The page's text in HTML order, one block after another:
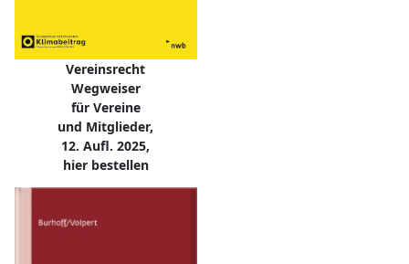
Vereinsrecht
Wegweiser
für Vereine
und Mitglieder,
12. Aufl. 2025,
hier bestellen